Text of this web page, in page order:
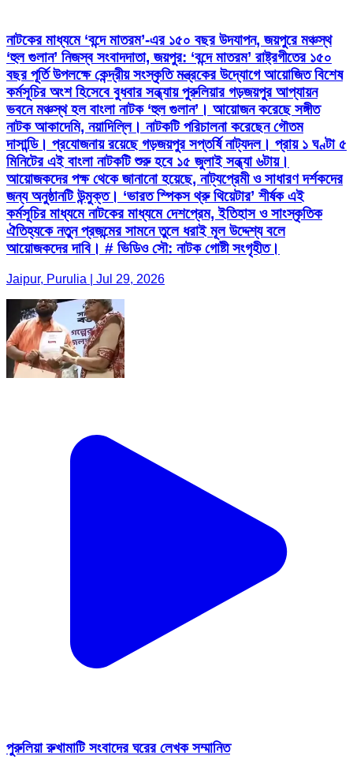
নাটকের মাধ্যমে ‘বন্দে মাতরম’-এর ১৫০ বছর উদযাপন, জয়পুরে মঞ্চস্থ
‘হুল গুলান’ নিজস্ব সংবাদদাতা, জয়পুর: ‘বন্দে মাতরম’ রাষ্ট্রগীতের ১৫০
বছর পূর্তি উপলক্ষে কেন্দ্রীয় সংস্কৃতি মন্ত্রকের উদ্যোগে আয়োজিত বিশেষ
কর্মসূচির অংশ হিসেবে বুধবার সন্ধ্যায় পুরুলিয়ার গড়জয়পুর আপ্যায়ন
ভবনে মঞ্চস্থ হল বাংলা নাটক ‘হুল গুলান’। আয়োজন করেছে সঙ্গীত
নাটক আকাদেমি, নয়াদিল্লি। নাটকটি পরিচালনা করেছেন গৌতম
দাসান্ডি। প্রযোজনায় রয়েছে গড়জয়পুর সপ্তর্ষি নাট্যদল। প্রায় ১ ঘণ্টা ৫
মিনিটের এই বাংলা নাটকটি শুরু হবে ১৫ জুলাই সন্ধ্যা ৬টায়।
আয়োজকদের পক্ষ থেকে জানানো হয়েছে, নাট্যপ্রেমী ও সাধারণ দর্শকদের
জন্য অনুষ্ঠানটি উন্মুক্ত। ‘ভারত স্পিকস থ্রু থিয়েটার’ শীর্ষক এই
কর্মসূচির মাধ্যমে নাটকের মাধ্যমে দেশপ্রেম, ইতিহাস ও সাংস্কৃতিক
ঐতিহ্যকে নতুন প্রজন্মের সামনে তুলে ধরাই মূল উদ্দেশ্য বলে
আয়োজকদের দাবি। # ভিডিও সৌ: নাটক গোষ্টী সংগৃহীত।
Jaipur, Purulia | Jul 29, 2026
পুরুলিয়া রুখামাটি সংবাদের ঘরের লেখক সম্মানিত